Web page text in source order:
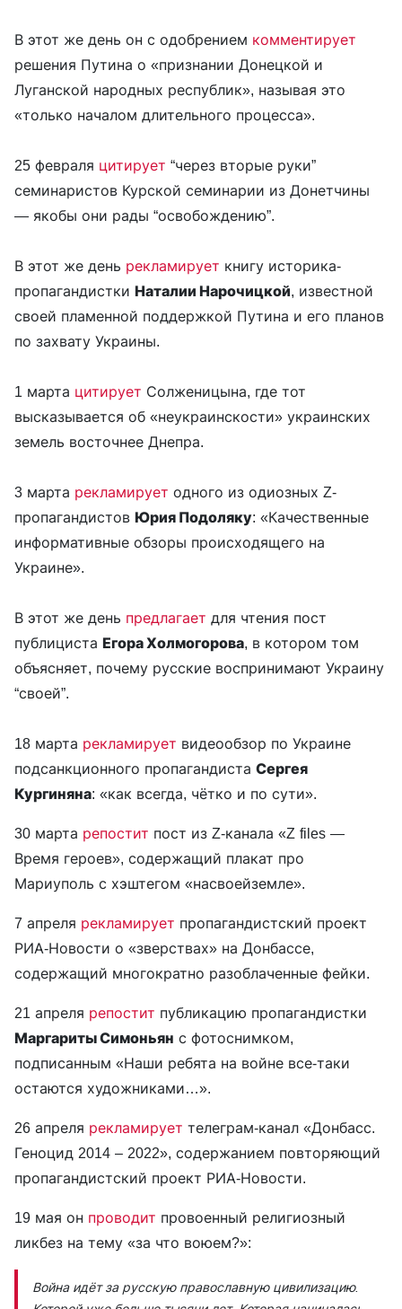
В этот же день он с одобрением комментирует
решения Путина о «признании Донецкой и
Луганской народных республик», называя это
«только началом длительного процесса».
25 февраля цитирует “через вторые руки”
семинаристов Курской семинарии из Донетчины
— якобы они рады “освобождению”.
В этот же день рекламирует книгу историка-
пропагандистки Наталии Нарочицкой, известной
своей пламенной поддержкой Путина и его планов
по захвату Украины.
1 марта цитирует Солженицына, где тот
высказывается об «неукраинскости» украинских
земель восточнее Днепра.
3 марта рекламирует одного из одиозных Z-
пропагандистов Юрия Подоляку: «Качественные
информативные обзоры происходящего на
Украине».
В этот же день предлагает для чтения пост
публициста ЕгораХолмогорова, в котором том
объясняет, почему русские воспринимают Украину
“своей”.
18 марта рекламирует видеообзор по Украине
подсанкционного пропагандиста Сергея
Кургиняна: «как всегда, чётко и по сути».
30 марта репостит пост из Z-канала «Z files —
Время героев», содержащий плакат про
Мариуполь с хэштегом «насвоейземле».
7 апреля рекламирует пропагандистский проект
РИА-Новости о «зверствах» на Донбассе,
содержащий многократно разоблаченные фейки.
21 апреля репостит публикацию пропагандистки
Маргариты Симоньян с фотоснимком,
подписанным «Наши ребята на войне все-таки
остаются художниками…».
26 апреля рекламирует телеграм-канал «Донбасс.
Геноцид 2014 – 2022», содержанием повторяющий
пропагандистский проект РИА-Новости.
19 мая он проводит провоенный религиозный
ликбез на тему «за что воюем?»:
Война идёт за русскую православную цивилизацию.